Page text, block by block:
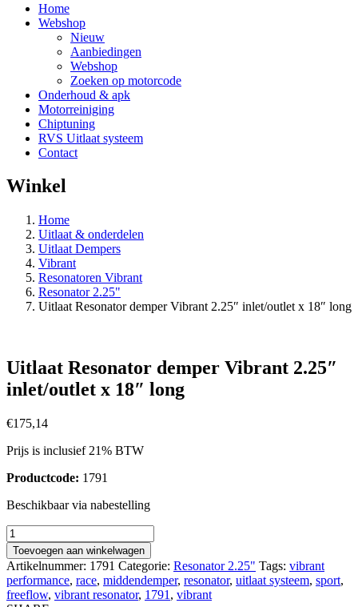
Home
Webshop
Nieuw
Aanbiedingen
Webshop
Zoeken op motorcode
Onderhoud & apk
Motorreiniging
Chiptuning
RVS Uitlaat systeem
Contact
Winkel
Home
Uitlaat & onderdelen
Uitlaat Dempers
Vibrant
Resonatoren Vibrant
Resonator 2.25"
Uitlaat Resonator demper Vibrant 2.25″ inlet/outlet x 18″ long
Uitlaat Resonator demper Vibrant 2.25″
inlet/outlet x 18″ long
€175,14
Prijs is inclusief 21% BTW
Productcode: 1791
Beschikbaar via nabestelling
Uitlaat
Resonator
demper
Vibrant
2.25"
inlet/outlet
Toevoegen aan winkelwagen
Artikelnummer: 1791 Categorie: Resonator 2.25" Tags: vibrant
performance, race, middendemper, resonator, uitlaat systeem, sport,
freeflow, vibrant resonator, 1791 , vibrant